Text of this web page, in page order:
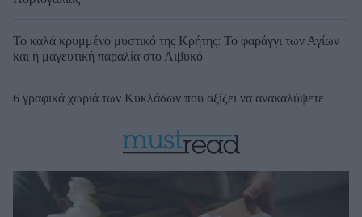
Το καλά κρυμμένο μυστικό της Κρήτης: Το φαράγγι των Αγίων
και η μαγευτική παραλία στο Λιβυκό
6 γραφικά χωριά των Κυκλάδων που αξίζει να ανακαλύψετε